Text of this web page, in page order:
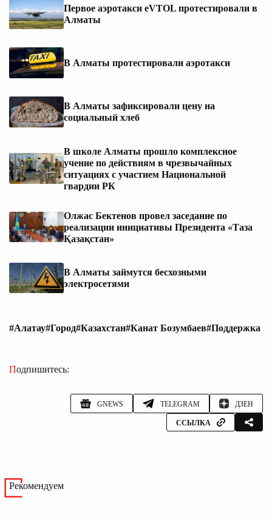
Первое аэротакси eVTOL протестировали в
Алматы
В Алматы протестировали аэротакси
В Алматы зафиксировали цену на
социальный хлеб
В школе Алматы прошло комплексное
учение по действиям в чрезвычайных
ситуациях с участием Национальной
гвардии РК
Олжас Бектенов провел заседание по
реализации инициативы Президента «Таза
Қазақстан»
В Алматы займутся бесхозными
электросетями
#Алатау#Город#Казахстан#Канат Бозумбаев#Поддержка
Подпишитесь:
GNEWS TELEGRAM ДЗЕН
ССЫЛКА
Рекомендуем